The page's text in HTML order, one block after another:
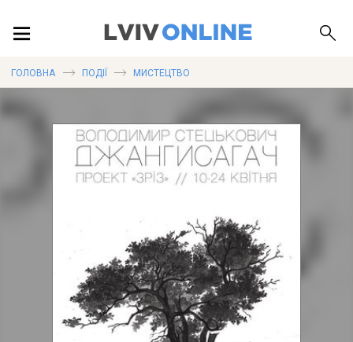
ДОВІДКА
ГОЛОВНА ПОДІЇ МИСТЕЦТВО